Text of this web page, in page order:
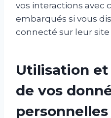
vos interactions avec
embarqués si vous
connecté sur leur site
Utilisation
de vos
personnelles